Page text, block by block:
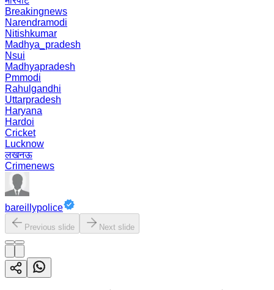
Breakingnews
Narendramodi
Nitishkumar
Madhya_pradesh
Nsui
Madhyapradesh
Pmmodi
Rahulgandhi
Uttarpradesh
Haryana
Hardoi
Cricket
Lucknow
लखनऊ
Crimenews
bareillypolice
Previous slide Next slide